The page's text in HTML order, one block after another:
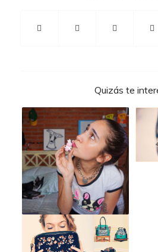
Quizás te